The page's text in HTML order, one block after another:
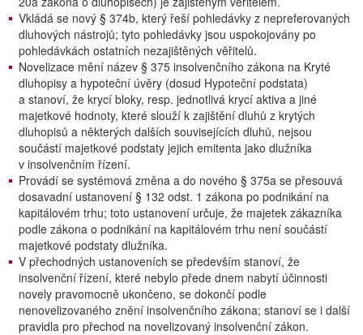
Vkládá se nový § 374b, který řeší pohledávky z nepreferovaných
dluhových nástrojů; tyto pohledávky jsou uspokojovány po
pohledávkách ostatních nezajištěných věřitelů.
Novelizace mění název § 375 insolvenčního zákona na Kryté
dluhopisy a hypoteční úvěry (dosud Hypoteční podstata)
a stanoví, že krycí bloky, resp. jednotlivá krycí aktiva a jiné
majetkové hodnoty, které slouží k zajištění dluhů z krytých
dluhopisů a některých dalších souvisejících dluhů, nejsou
součástí majetkové podstaty jejich emitenta jako dlužníka
v insolvenčním řízení.
Provádí se systémová změna a do nového § 375a se přesouvá
dosavadní ustanovení § 132 odst. 1 zákona po podnikání na
kapitálovém trhu; toto ustanovení určuje, že majetek zákazníka
podle zákona o podnikání na kapitálovém trhu není součástí
majetkové podstaty dlužníka.
V přechodných ustanoveních se především stanoví, že
insolvenční řízení, které nebylo přede dnem nabytí účinnosti
novely pravomocně ukončeno, se dokončí podle
nenovelizovaného znění insolvenčního zákona; stanoví se i další
pravidla pro přechod na novelizovaný insolvenční zákon.